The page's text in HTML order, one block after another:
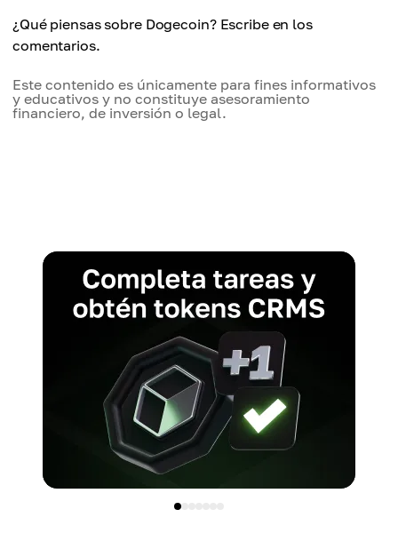
¿Qué piensas sobre Dogecoin? Escribe en los
comentarios.
Este contenido es únicamente para fines informativos
y educativos y no constituye asesoramiento
financiero, de inversión o legal.